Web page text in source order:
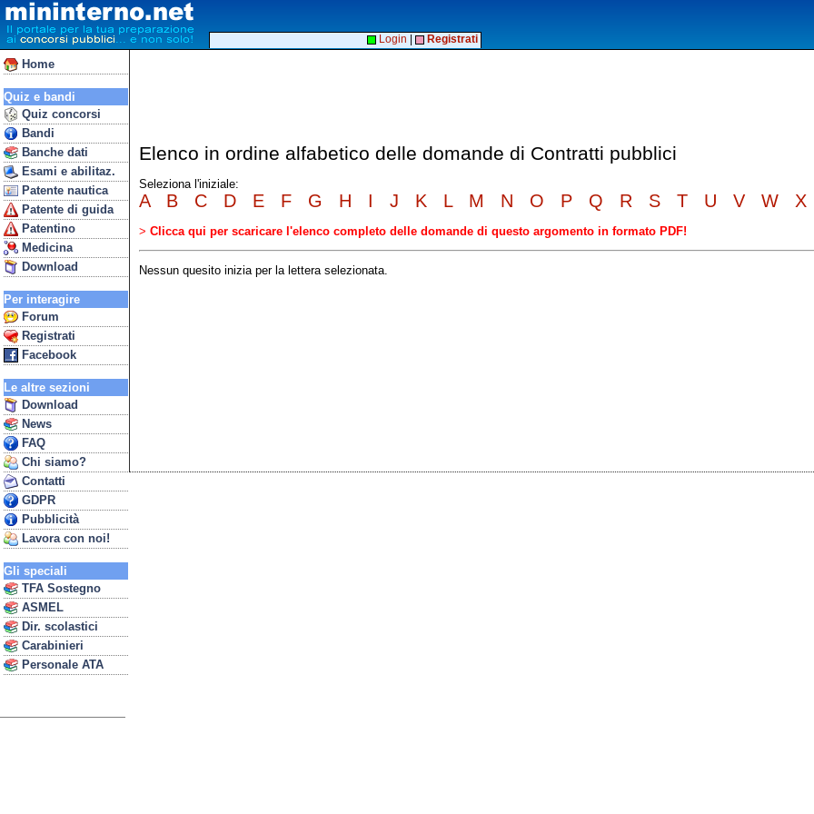
Home
Quiz e bandi
Quiz concorsi
Bandi
Banche dati
Esami e abilitaz.
Patente nautica
Patente di guida
Patentino
Medicina
Download
Per interagire
Forum
Registrati
Facebook
Le altre sezioni
Download
News
FAQ
Chi siamo?
Contatti
GDPR
Pubblicità
Lavora con noi!
Gli speciali
TFA Sostegno
ASMEL
Dir. scolastici
Carabinieri
Personale ATA
Login Registrati
Elenco in ordine alfabetico delle domande di Contratti pubblici
Seleziona l'iniziale:
A B C D E F G H I J K L M N O P Q R S T U V W X
> Clicca qui per scaricare l'elenco completo delle domande di questo argomento in formato PDF!
Nessun quesito inizia per la lettera selezionata.